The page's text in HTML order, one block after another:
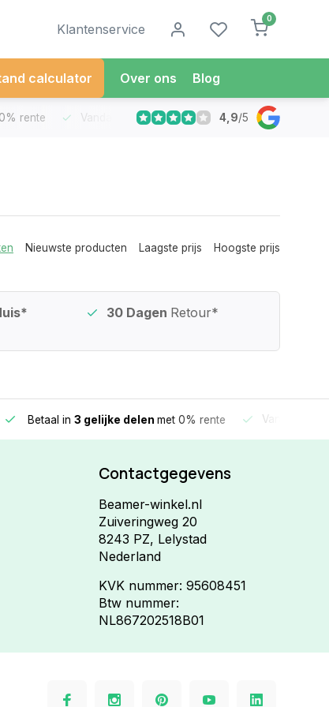
Klantenservice
0
calculator Over ons Blog
rente Vandaag besteldMorgen in Huis*
4,9/5
Nieuwste producten Laagste prijs Hoogste prijs
30 Dagen Retour*
Betaal in 3 gelijke delenmet 0% rente Vandaag
Contactgegevens
Beamer-winkel.nl
Zuiveringweg 20
8243 PZ, Lelystad
Nederland
KVK nummer: 95608451
Btw nummer:
NL867202518B01